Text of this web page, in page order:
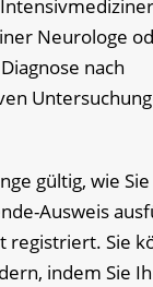
Neurologe
nach
gültig, wie
Ausweis
registriert. Sie
indem Sie